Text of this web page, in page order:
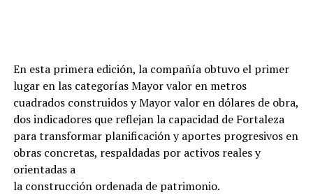
En esta primera edición, la compañía obtuvo el primer
lugar en las categorías Mayor valor en metros
cuadrados construidos y Mayor valor en dólares de obra,
dos indicadores que reflejan la capacidad de Fortaleza
para transformar planificación y aportes progresivos en
obras concretas, respaldadas por activos reales y
orientadas a
la construcción ordenada de patrimonio.